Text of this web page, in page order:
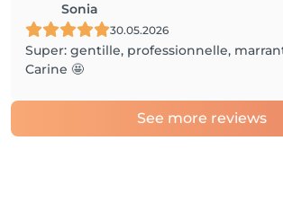
Sonia
30.05.2026
Super: gentille, professionnelle,
Carine 🤩
See more reviews